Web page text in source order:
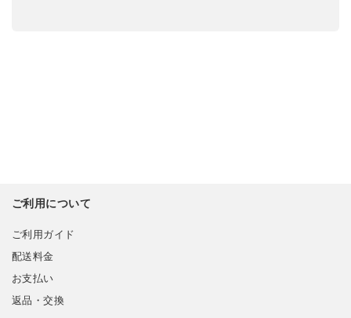
ご利用について
ご利用ガイド
配送料金
お支払い
返品・交換